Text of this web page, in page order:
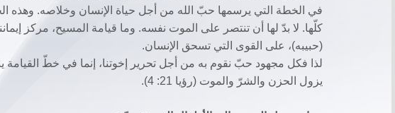
في الخطة التي يرسمها حبّ الله من أجل حياة الإنسان وخلاصه. وهذه
كلّها. لا بدّ لها أن تنتصر على الموت نفسه. وما قيامة المسيح، مركز
(حبيبه)، على القوى التي تسحق الإنسان.
لذا فكل مجهود حبّ نقوم به من أجل تحرير إخوتنا، إنما في خطّ القيامة
يزول الحزن والشرّ والموت (رؤيا 21: 4).